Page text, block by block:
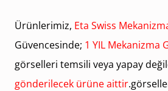
Ürünlerimiz, Eta Swiss
Güvencesinde; 1 YIL Mekanizma
görselleri temsili veya yapay
gönderilecek ürüne aittir